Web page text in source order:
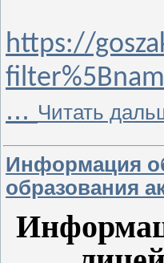
https://
... Читать
Информация
образования